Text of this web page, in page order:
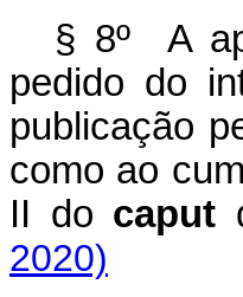
§ 8º A
pedido do
publicação
como ao
II do caput
2020)